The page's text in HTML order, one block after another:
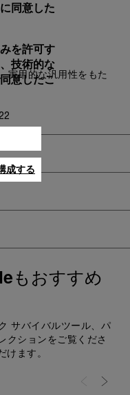
実用的な汎用性をもた
もおすすめ
サバイバルツール、パ
クションをご覧くださ
ます。
同意した
を許可す
技術的な
意したこ
成する